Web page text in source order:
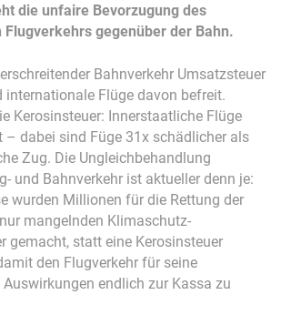
die unfaire Bevorzugung des
Flugverkehrs gegenüber der Bahn.
Bahnverkehr Umsatzsteuer
internationale Flüge davon befreit.
Kerosinsteuer: Innerstaatliche Flüge
– dabei sind Füge 31x schädlicher als
Zug. Die Ungleichbehandlung
und Bahnverkehr ist aktueller denn je:
wurden Millionen für die Rettung der
mangelnden Klimaschutz-
gemacht, statt eine Kerosinsteuer
den Flugverkehr für seine
endlich zur Kassa zu